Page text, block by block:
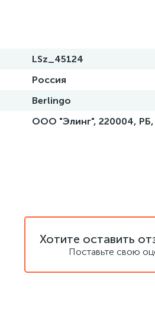
LSz_45124
Россия
Berlingo
ООО "Элинг", 220004, РБ,
Хотите оставить
Поставьте свою